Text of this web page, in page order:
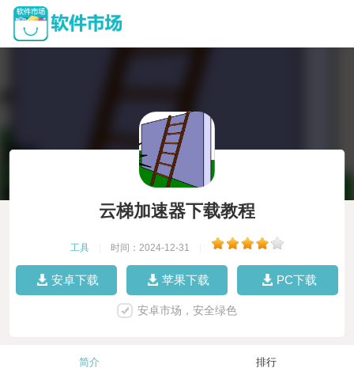
云梯加速器下载教程
工具 时间：2024-12-31
安卓下载 苹果下载 PC下载
安卓市场，安全绿色
简介 排行